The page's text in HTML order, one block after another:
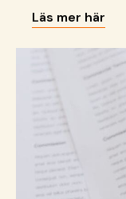
Läs mer här